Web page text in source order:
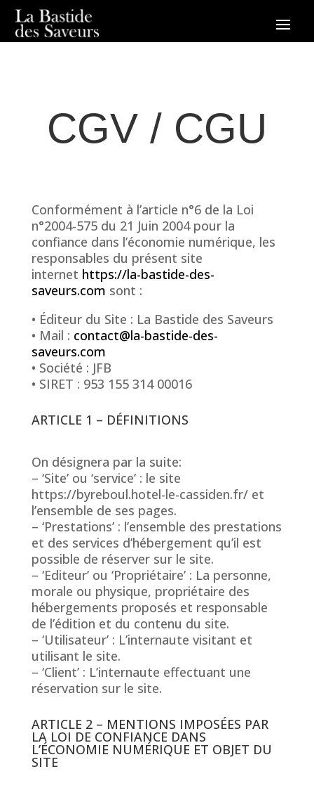
CGV / CGU
Conformément à l’article n°6 de la Loi
n°2004-575 du 21 Juin 2004 pour la
confiance dans l’économie numérique, les
responsables du présent site
internet https://la-bastide-des-
saveurs.com sont :
• Éditeur du Site : La Bastide des Saveurs
• Mail : contact@la-bastide-des-
saveurs.com
• Société : JFB
• SIRET : 953 155 314 00016
ARTICLE 1 – DÉFINITIONS
On désignera par la suite:
– ‘Site’ ou ‘service’ : le site
https://byreboul.hotel-le-cassiden.fr/ et
l’ensemble de ses pages.
– ‘Prestations’ : l’ensemble des prestations
et des services d’hébergement qu’il est
possible de réserver sur le site.
– ‘Editeur’ ou ‘Propriétaire’ : La personne,
morale ou physique, propriétaire des
hébergements proposés et responsable
de l’édition et du contenu du site.
– ‘Utilisateur’ : L’internaute visitant et
utilisant le site.
– ‘Client’ : L’internaute effectuant une
réservation sur le site.
ARTICLE 2 – MENTIONS IMPOSÉES PAR
LA LOI DE CONFIANCE DANS
L’ÉCONOMIE NUMÉRIQUE ET OBJET DU
SITE